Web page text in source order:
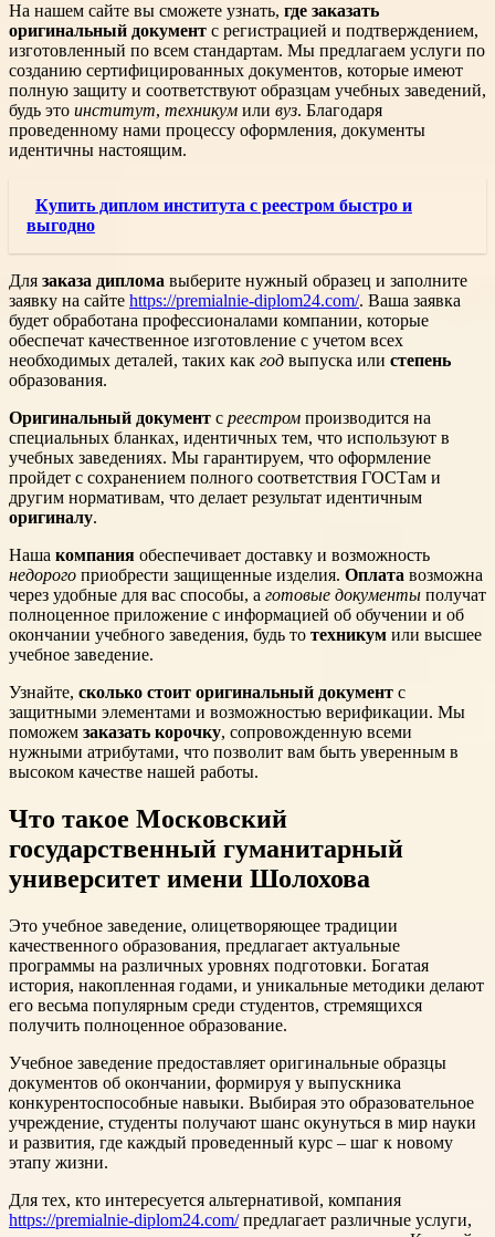
На нашем сайте вы сможете узнать, где заказать
оригинальный документ с регистрацией и подтверждением,
изготовленный по всем стандартам. Мы предлагаем услуги по
созданию сертифицированных документов, которые имеют
полную защиту и соответствуют образцам учебных заведений,
будь это институт, техникум или вуз. Благодаря
проведенному нами процессу оформления, документы
идентичны настоящим.
Купить диплом института с реестром быстро и
выгодно
Для заказа диплома выберите нужный образец и заполните
заявку на сайте https://premialnie-diplom24.com/. Ваша заявка
будет обработана профессионалами компании, которые
обеспечат качественное изготовление с учетом всех
необходимых деталей, таких как год выпуска или степень
образования.
Оригинальный документ с реестром производится на
специальных бланках, идентичных тем, что используют в
учебных заведениях. Мы гарантируем, что оформление
пройдет с сохранением полного соответствия ГОСТам и
другим нормативам, что делает результат идентичным
оригиналу.
Наша компания обеспечивает доставку и возможность
недорого приобрести защищенные изделия. Оплата возможна
через удобные для вас способы, а готовые документы получат
полноценное приложение с информацией об обучении и об
окончании учебного заведения, будь то техникум или высшее
учебное заведение.
Узнайте, сколько стоит оригинальный документ с
защитными элементами и возможностью верификации. Мы
поможем заказать корочку, сопровожденную всеми
нужными атрибутами, что позволит вам быть уверенным в
высоком качестве нашей работы.
Что такое Московский
государственный гуманитарный
университет имени Шолохова
Это учебное заведение, олицетворяющее традиции
качественного образования, предлагает актуальные
программы на различных уровнях подготовки. Богатая
история, накопленная годами, и уникальные методики делают
его весьма популярным среди студентов, стремящихся
получить полноценное образование.
Учебное заведение предоставляет оригинальные образцы
документов об окончании, формируя у выпускника
конкурентоспособные навыки. Выбирая это образовательное
учреждение, студенты получают шанс окунуться в мир науки
и развития, где каждый проведенный курс – шаг к новому
этапу жизни.
Для тех, кто интересуется альтернативой, компания
https://premialnie-diplom24.com/предлагает различные услуги,